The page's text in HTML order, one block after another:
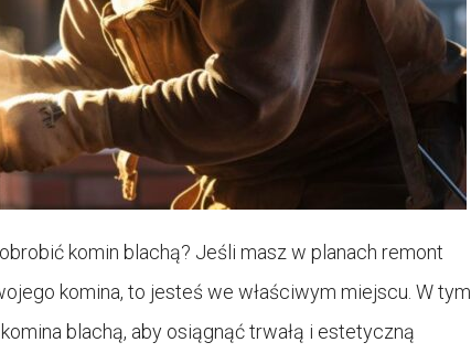
komin blachą? Jeśli masz w planach remont
komina, to jesteś we właściwym miejscu. W tym
blachą, aby osiągnąć trwałą i estetyczną